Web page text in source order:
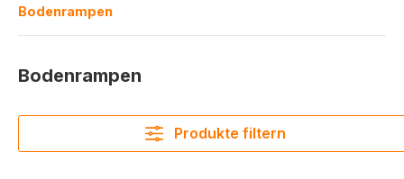
Bodenrampen
Bodenrampen
Produkte filtern